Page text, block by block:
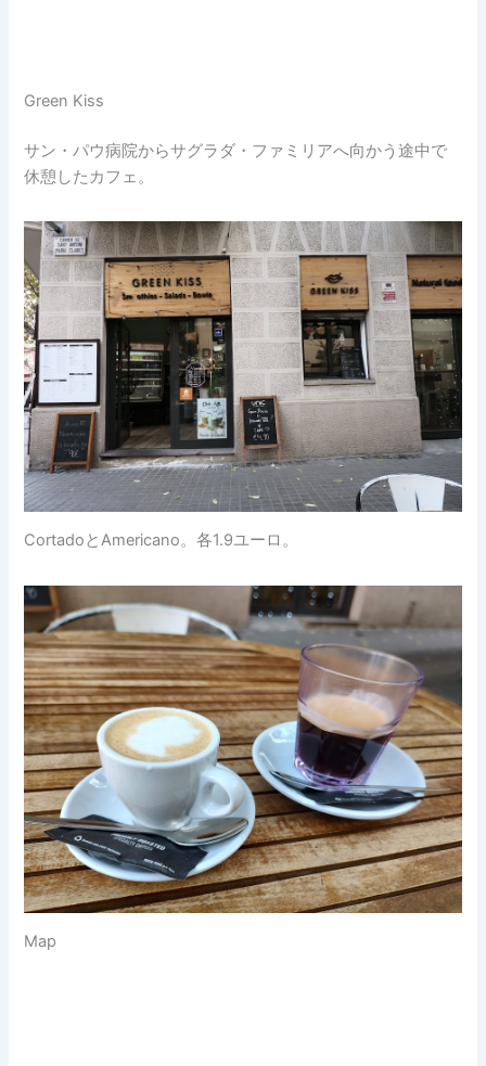
Green Kiss
サン・パウ病院からサグラダ・ファミリアへ向かう途中で
休憩したカフェ。
CortadoとAmericano。各1.9ユーロ。
Map